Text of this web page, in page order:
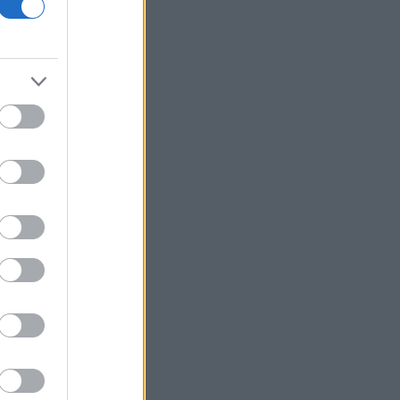
οικονομίας και οι κίνδυνοι της
επενδυτικής έκρηξης
εξουσίας εκθέτει τη χώρα διεθνώς»
Δικαστικό μπλόκο στην αίθουσα χορού
του Τραμπ στο Λευκό Οίκο
Μπάρκιν (Fed): «Τα στοιχεία για την
αγορά εργασίας συμβαδίζουν με τις
Καταβλήθηκαν 33,58 εκατ. ευρώ σε
67.746 δικαιούχους για την αγορά
λιπασμάτων
Ευρωαγορές: Η καλύτερη εβδομάδα
Stoxx 600
- Στο 100% η πληρότητα σε πολλά
δρομολόγια για Κυκλάδες